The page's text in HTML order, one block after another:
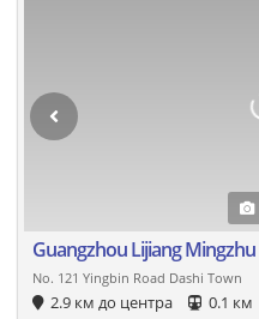
Guangzhou Lijiang Mingzhu
No. 121 Yingbin Road Dashi Town
2.9 км до центра 0.1 км